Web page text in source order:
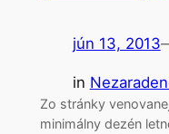
jún 13, 2013
in
Zo stránky
minimálny dezén